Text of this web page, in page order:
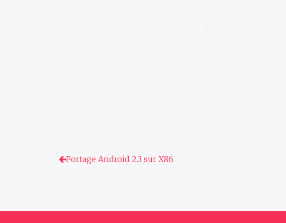
Portage Android 2.3 sur X86